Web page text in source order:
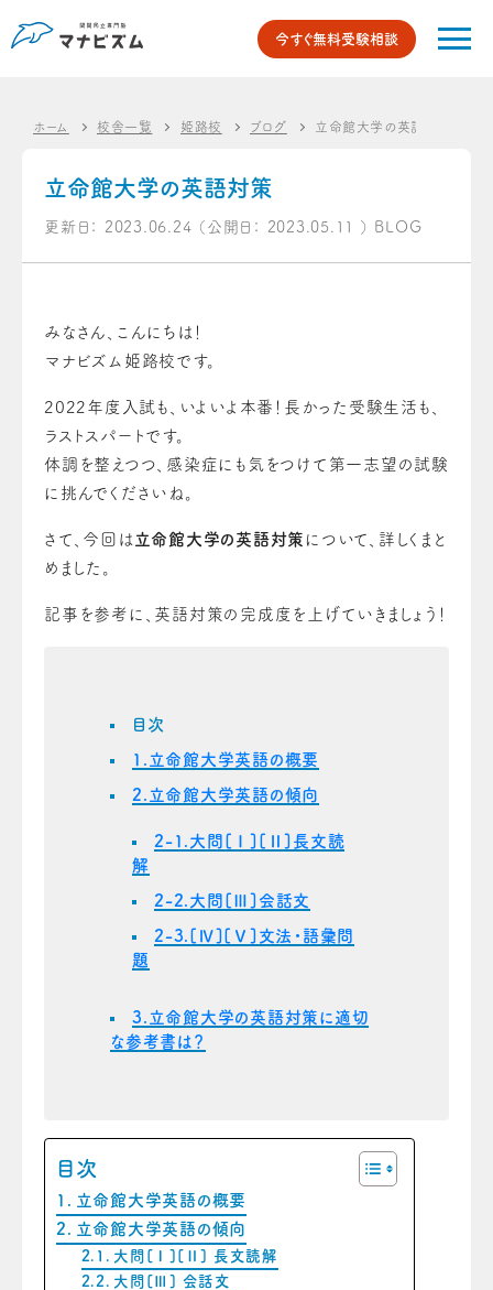
今すぐ無料受験相談
ホーム 校舎一覧 姫路校 ブログ 立命館大学の英語対策
立命館大学の英語対策
更新日： 2023.06.24 （公開日： 2023.05.11 ） BLOG
みなさん、こんにちは！
マナビズム姫路校です。
2022年度入試も、いよいよ本番！長かった受験生活も、
ラストスパートです。
体調を整えつつ、感染症にも気をつけて第一志望の試験
に挑んでくださいね。
さて、今回は 立命館大学の英語対策 について、詳しくまと
めました。
記事を参考に、英語対策の完成度を上げていきましょう！
目次
1.立命館大学英語の概要
2.立命館大学英語の傾向
2-1.大問[Ⅰ][Ⅱ]長文読
解
2-2.大問[Ⅲ]会話文
2-3.[Ⅳ][Ⅴ]文法・語彙問
題
3.立命館大学の英語対策に適切
な参考書は？
目次
立命館大学英語の概要
立命館大学英語の傾向
大問[Ⅰ][Ⅱ] 長文読解
大問[Ⅲ] 会話文